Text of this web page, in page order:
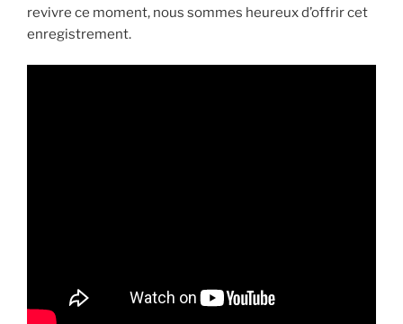
revivre ce moment, nous sommes heureux d’offrir cet
enregistrement.